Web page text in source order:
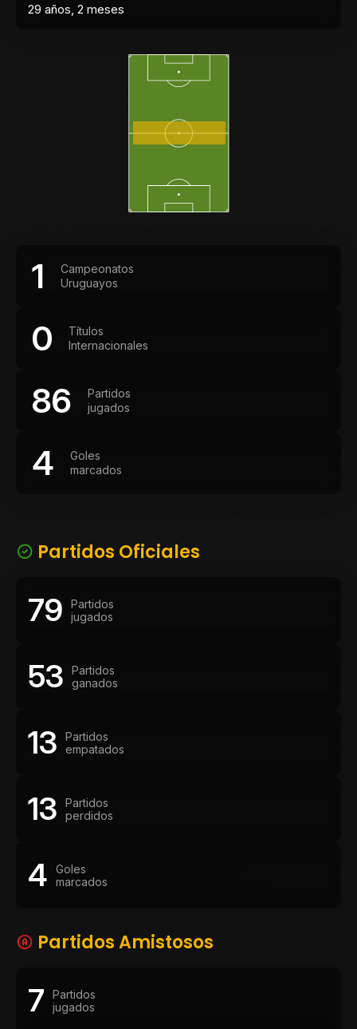
29 años, 2 meses
1
Campeonatos
Uruguayos
0
Títulos
Internacionales
86
Partidos
jugados
4
Goles
marcados
Partidos Oficiales
79
Partidos
jugados
53
Partidos
ganados
13
Partidos
empatados
13
Partidos
perdidos
4
Goles
marcados
Partidos Amistosos
7
Partidos
jugados